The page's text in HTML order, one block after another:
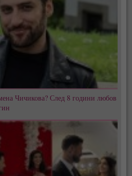
Чичикова? След 8 години любов